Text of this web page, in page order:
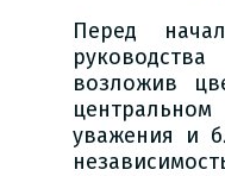
Перед
возложив
уважения и